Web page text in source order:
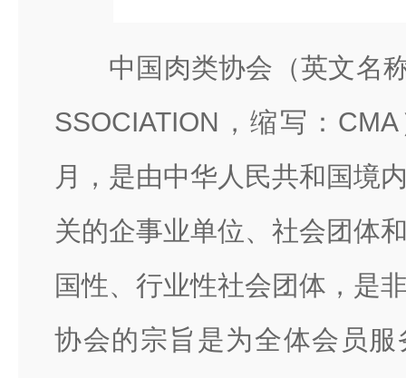
中国肉类协会（英文名
SSOCIATION，缩写：
月，是由中华人民共和国境
关的企事业单位、社会团体
国性、行业性社会团体，是
协会的宗旨是为全体会员